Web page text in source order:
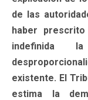
de las
haber
indefinida
existente. El
estima la